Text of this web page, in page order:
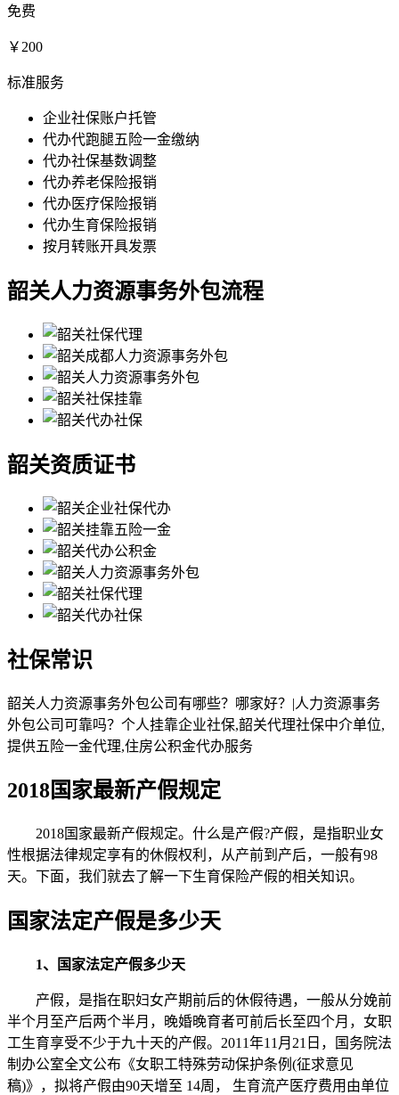
免费
￥200
标准服务
企业社保账户托管
代办代跑腿五险一金缴纳
代办社保基数调整
代办养老保险报销
代办医疗保险报销
代办生育保险报销
按月转账开具发票
韶关人力资源事务外包流程
韶关资质证书
社保常识
韶关人力资源事务外包公司有哪些？哪家好？|人力资源事务
外包公司可靠吗？个人挂靠企业社保,韶关代理社保中介单位,
提供五险一金代理,住房公积金代办服务
2018国家最新产假规定
2018国家最新产假规定。什么是产假?产假，是指职业女
性根据法律规定享有的休假权利，从产前到产后，一般有98
天。下面，我们就去了解一下生育保险产假的相关知识。
国家法定产假是多少天
1、国家法定产假多少天
产假，是指在职妇女产期前后的休假待遇，一般从分娩前
半个月至产后两个半月，晚婚晚育者可前后长至四个月，女职
工生育享受不少于九十天的产假。2011年11月21日，国务院法
制办公室全文公布《女职工特殊劳动保护条例(征求意见
稿)》，拟将产假由90天增至 14周， 生育流产医疗费用由单位